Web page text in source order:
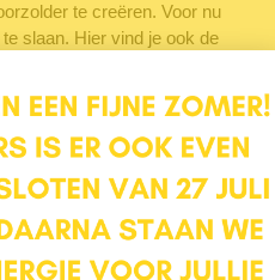
te creëren. Voor nu
slaan. Hier vind je ook de
Een prima plek voor
terras waar je tot laat
zijn gezellig groen